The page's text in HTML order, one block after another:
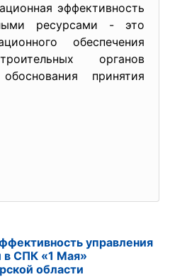
эффективность
ресурсами - это
обеспечения
органов
принятия
управления
в СПК «1 Мая»
области